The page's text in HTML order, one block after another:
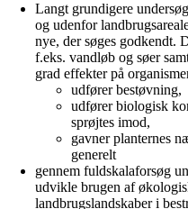
Langt grundigere
og udenfor
nye, der søges godkendt.
f.eks. vandløb og søer
grad effekter på
udfører bestøvning,
udfører biologisk
sprøjtes imod,
gavner planternes
generelt
gennem fuldskalaforsøg
udvikle brugen af
landbrugslandskaber i